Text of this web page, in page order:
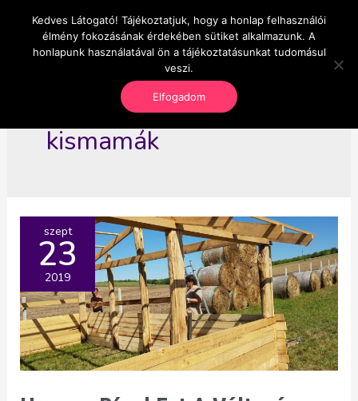
content
OnlineSeedsMan
Üzlet és szabadság
Main
kismamák
szept
23
2019
Kedves Látogató! Tájékoztatjuk, hogy a honlap felhasználói
élmény fokozásának érdekében sütiket alkalmazunk. A
honlapunk használatával ön a tájékoztatásunkat tudomásul
veszi.
Elfogadom